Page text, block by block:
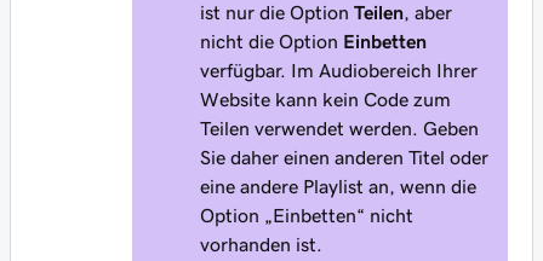
ist nur die Option Teilen , aber
nicht die Option Einbetten
verfügbar. Im Audiobereich Ihrer
Website kann kein Code zum
Teilen verwendet werden. Geben
Sie daher einen anderen Titel oder
eine andere Playlist an, wenn die
Option „Einbetten“ nicht
vorhanden ist.